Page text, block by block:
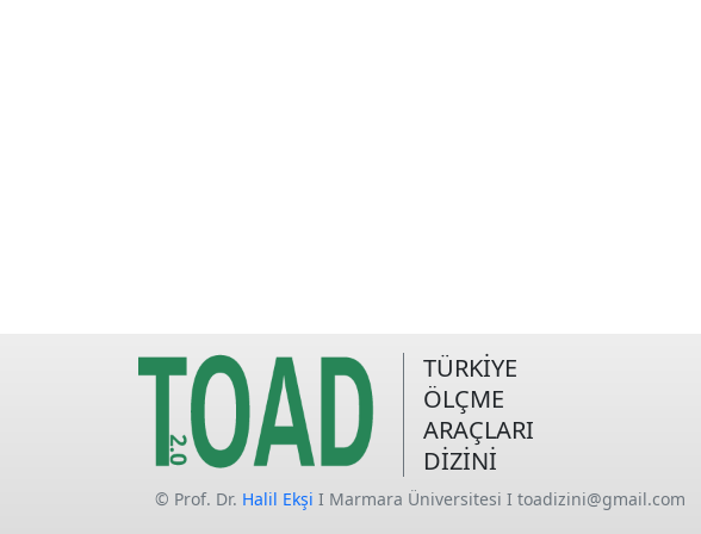
TÜRKİYE
ÖLÇME
ARAÇLARI
DİZİNİ
© Prof. Dr. Halil Ekşi I Marmara Üniversitesi I toadizini@gmail.com